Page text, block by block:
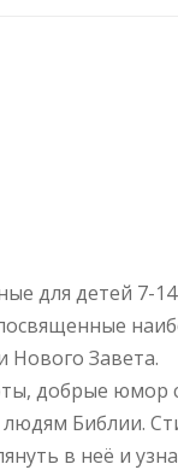
для детей 7-
Нового Завета.
добрые юмор
Библии.
в неё и